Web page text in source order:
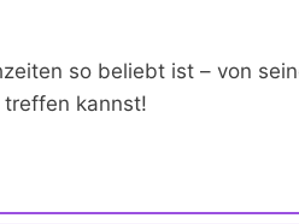
so beliebt ist – von
kannst!